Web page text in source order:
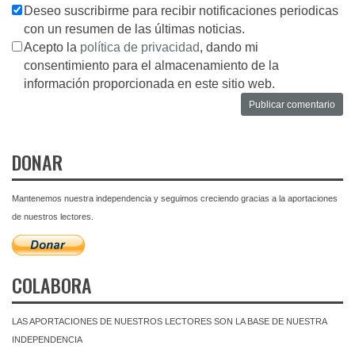
Deseo suscribirme para recibir notificaciones periodicas
con un resumen de las últimas noticias.
Acepto la política de privacidad, dando mi
consentimiento para el almacenamiento de la
información proporcionada en este sitio web.
DONAR
Mantenemos nuestra independencia y seguimos creciendo gracias a la aportaciones
de nuestros lectores.
COLABORA
LAS APORTACIONES DE NUESTROS LECTORES SON LA BASE DE NUESTRA
INDEPENDENCIA